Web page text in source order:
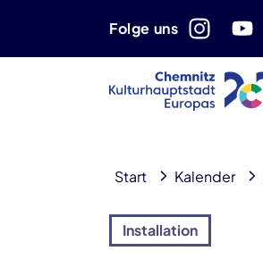
Folge uns
Start Kalender
Installation